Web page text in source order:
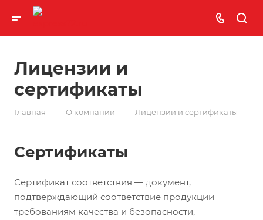
Лицензии и
сертификаты
Главная — О компании — Лицензии и сертификаты
Сертификаты
Сертификат соответствия — документ,
подтверждающий соответствие продукции
требованиям качества и безопасности,